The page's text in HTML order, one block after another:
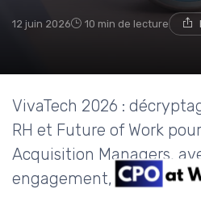
12 juin 2026 10 min de lecture
VivaTech 2026 :
RH et Future of Work
Acquisition Managers,
engagement, SIRH et